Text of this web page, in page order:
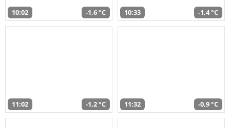
10:02 -1,6 °C 10:33 -1,4 °C
11:02 -1,2 °C 11:32 -0,9 °C